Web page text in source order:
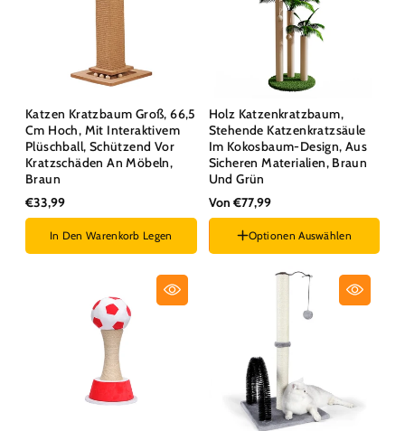
Katzen Kratzbaum Groß, 66,5
Cm Hoch, Mit Interaktivem
Plüschball, Schützend Vor
Kratzschäden An Möbeln,
Braun
€33,99
In Den Warenkorb Legen
Holz Katzenkratzbaum,
Stehende Katzenkratzsäule
Im Kokosbaum-Design, Aus
Sicheren Materialien, Braun
Und Grün
Von €77,99
Optionen Auswählen